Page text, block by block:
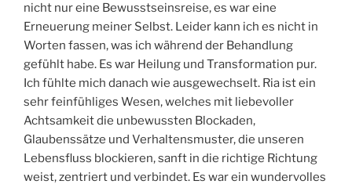
nicht nur eine Bewusstseinsreise, es war eine
Erneuerung meiner Selbst. Leider kann ich es nicht in
Worten fassen, was ich während der Behandlung
gefühlt habe. Es war Heilung und Transformation pur.
Ich fühlte mich danach wie ausgewechselt. Ria ist ein
sehr feinfühliges Wesen, welches mit liebevoller
Achtsamkeit die unbewussten Blockaden,
Glaubenssätze und Verhaltensmuster, die unseren
Lebensfluss blockieren, sanft in die richtige Richtung
weist, zentriert und verbindet. Es war ein wundervolles